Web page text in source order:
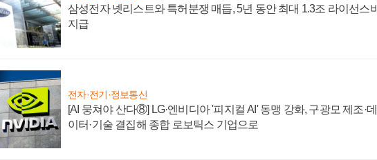
삼성전자 넷리스트와 특허분쟁 매듭, 5년 동안 최대 1.3조 라이선스비
지급
전자·전기·정보통신
[AI 뭉쳐야 산다⑧] LG·엔비디아 '피지컬 AI' 동맹 강화, 구광모 제조·데
이터·기술 결집해 종합 로보틱스 기업으로